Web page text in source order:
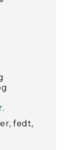
.
fedt,